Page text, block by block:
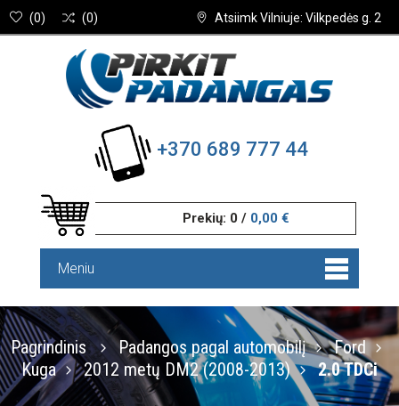
Atsiimk Vilniuje: Vilkpedės g. 2
(0) (0)
+370 689 777 44
Prekių: 0 / 0,00 €
Meniu
Pagrindinis Padangos pagal automobilį
Ford
Kuga
2012 metų DM2 (2008-2013) 2.0 TDCi